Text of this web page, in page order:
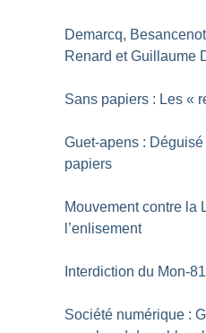
Demarcq,
Renard et Guillaume
Sans papiers : Les «
Guet-apens :
papiers
Mouvement contre la
l’enlisement
Interdiction du Mon-
Société numérique :